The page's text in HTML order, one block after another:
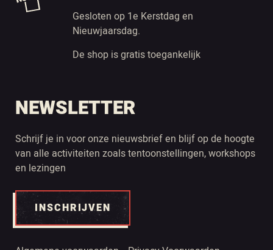
Gesloten op 1e Kerstdag en
Nieuwjaarsdag.
De shop is gratis toegankelijk
NEWSLETTER
Schrijf je in voor onze nieuwsbrief en blijf op de hoogte
van alle activiteiten zoals tentoonstellingen, workshops
en lezingen
INSCHRIJVEN